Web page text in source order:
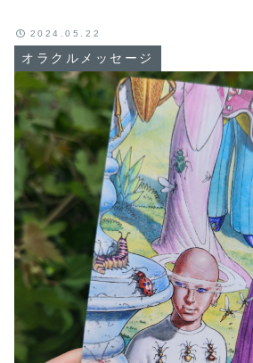
オラクルメッセージ
2024.05.22